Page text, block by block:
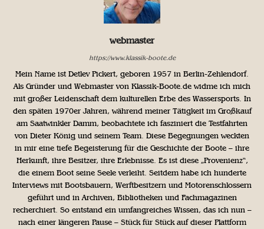
webmaster
https://www.klassik-boote.de
Mein Name ist Detlev Pickert, geboren 1957 in Berlin-Zehlendorf.
Als Gründer und Webmaster von Klassik-Boote.de widme ich mich
mit großer Leidenschaft dem kulturellen Erbe des Wassersports. In
den späten 1970er Jahren, während meiner Tätigkeit im Großkauf
am Saatwinkler Damm, beobachtete ich fasziniert die Testfahrten
von Dieter König und seinem Team. Diese Begegnungen weckten
in mir eine tiefe Begeisterung für die Geschichte der Boote – ihre
Herkunft, ihre Besitzer, ihre Erlebnisse. Es ist diese „Provenienz“,
die einem Boot seine Seele verleiht. Seitdem habe ich hunderte
Interviews mit Bootsbauern, Werftbesitzern und Motorenschlossern
geführt und in Archiven, Bibliotheken und Fachmagazinen
recherchiert. So entstand ein umfangreiches Wissen, das ich nun –
nach einer längeren Pause – Stück für Stück auf dieser Plattform